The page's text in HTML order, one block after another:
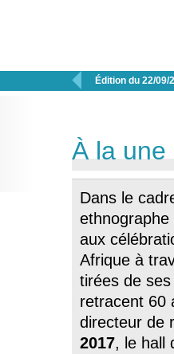
 Édition du 22/09/
À la une
Dans le
ethnographe
aux
Afrique à
tirées de
retracent 60
directeur de
2017, le hall